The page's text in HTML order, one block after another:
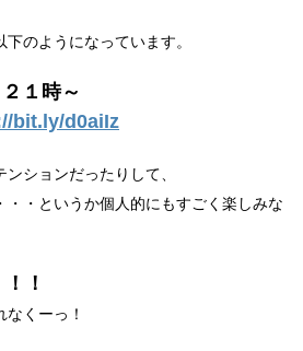
のようになっています。
１時～
bit.ly/d0aiIz
ションだったりして、
・というか個人的にもすごく楽しみな
！
くーっ！